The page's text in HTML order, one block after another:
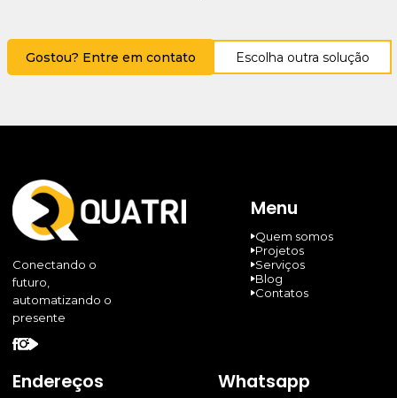
Gostou? Entre em contato Escolha outra solução
Conectando o
futuro,
automatizando o
presente
Menu
Quem somos
Projetos
Serviços
Blog
Contatos
Endereços Whatsapp